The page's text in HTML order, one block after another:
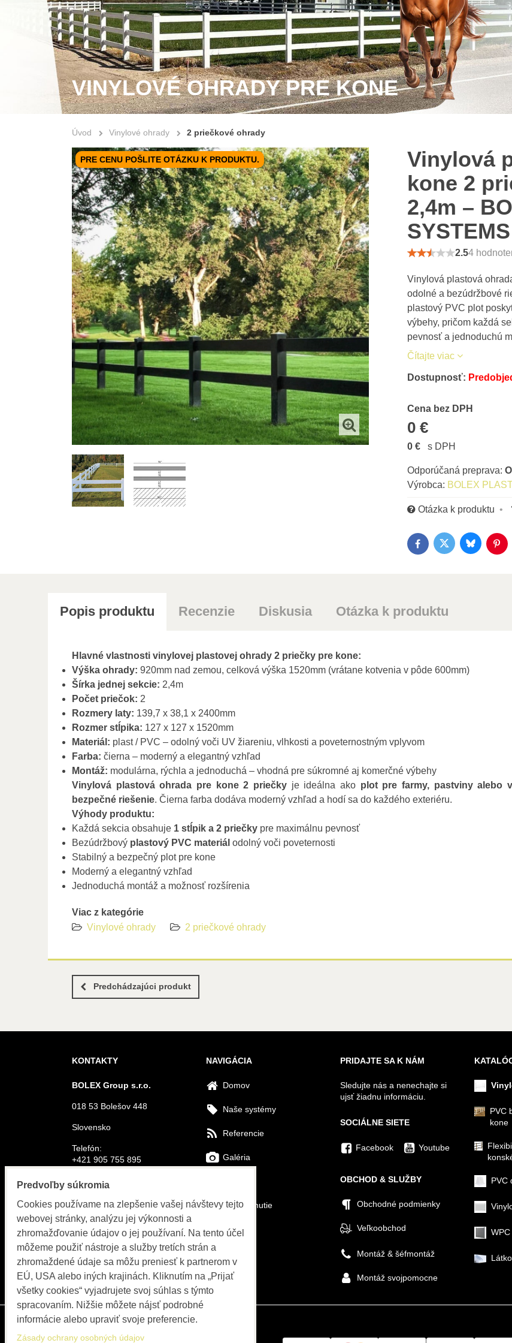
VINYLOVÉ OHRADY PRE KONE
Úvod Vinylové ohrady 2 priečkové ohrady
Vinylová
kone 2
2,4m –
SYSTEMS
Vinylová plastová
odolné a bezúdržbové
plastový PVC plot
výbehy, pričom každá
pevnosť a jednoduchú
Čítajte viac
2.54
PRE CENU POŠLITE OTÁZKU K PRODUKTU.
Dostupnosť:
Cena bez DPH
0 €
Cena s DPH
0 € s DPH
Výrobca: BOLEX
Otázka k produktu
FacebookTwitterBluesky
Popis produktu Recenzie Diskusia Otázka k produktu
Hlavné vlastnosti vinylovej plastovej ohrady 2 priečky pre kone:
Výška ohrady: 920mm nad zemou, celková výška 1520mm (vrátane kotvenia v pôde 600mm)
Šírka jednej sekcie: 2,4m
Počet priečok: 2
Rozmery laty: 139,7 x 38,1 x 2400mm
Rozmer stĺpika: 127 x 127 x 1520mm
Materiál: plast / PVC – odolný voči UV žiareniu, vlhkosti a poveternostným vplyvom
Farba: čierna – moderný a elegantný vzhľad
Montáž: modulárna, rýchla a jednoduchá – vhodná pre súkromné aj komerčné výbehy
Vinylová plastová ohrada pre kone 2 priečkyje ideálna ako plot pre farmy, pastviny alebo
bezpečné riešenie. Čierna farba dodáva moderný vzhľad a hodí sa do každého exteriéru.
Výhody produktu:
Každá sekcia obsahuje 1 stĺpik a 2 priečkypre maximálnu pevnosť
Bezúdržbový plastový PVC materiál odolný voči poveternosti
Stabilný a bezpečný plot pre kone
Moderný a elegantný vzhľad
Jednoduchá montáž a možnosť rozšírenia
Viac z kategórie
Vinylové ohrady
2 priečkové ohrady
Predchádzajúci produkt
KONTAKTY
BOLEX Group s.r.o.
018 53 Bolešov 448
Slovensko
Telefón:
+421 905 755 895
E-mail:
info@bolex-systems.eu
Otváracie hodiny
Objednávky, fakturácia, servis
PO-PIA 8:00 do 15:30
NAVIGÁCIA
Domov
Naše systémy
Referencie
Galéria
Na stiahnutie
Video
Blog
PRIDAJTE SA K NÁM
Sledujte nás a nenechajte si
ujsť žiadnu informáciu.
SOCIÁLNE SIETE
Facebook Youtube
OBCHOD & SLUŽBY
Obchodné podmienky
Veľkoobchod
Montáž & šéfmontáž
Montáž svojpomocne
PVC
kone
PVC
Predvoľby súkromia
Cookies používame na zlepšenie vašej návštevy tejto
webovej stránky, analýzu jej výkonnosti a
zhromažďovanie údajov o jej používaní. Na tento účel
môžeme použiť nástroje a služby tretích strán a
zhromaždené údaje sa môžu preniesť k partnerom v
EÚ, USA alebo iných krajinách. Kliknutím na „Prijať
všetky cookies“ vyjadrujete svoj súhlas s týmto
spracovaním. Nižšie môžete nájsť podrobné
informácie alebo upraviť svoje preferencie.
Zásady ochrany osobných údajov